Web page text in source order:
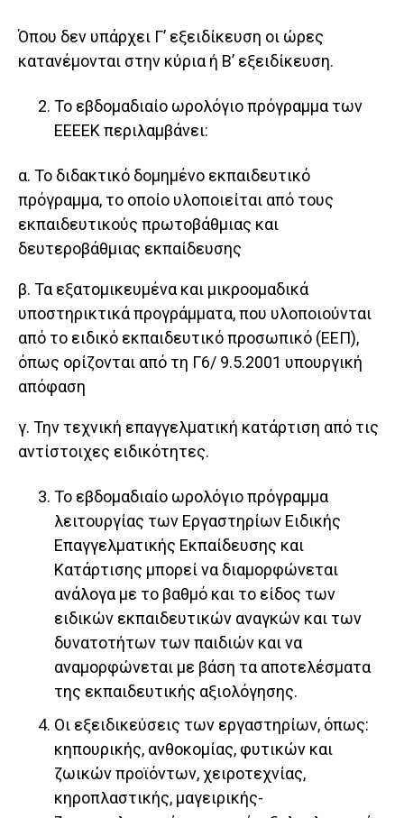
Όπου δεν υπάρχει Γ’ εξειδίκευση οι ώρες
κατανέμονται στην κύρια ή Β’ εξειδίκευση.
To εβδομαδιαίο ωρολόγιο πρόγραμμα των
ΕΕΕΕΚ περιλαμβάνει:
α. Το διδακτικό δομημένο εκπαιδευτικό
πρόγραμμα, το οποίο υλοποιείται από τους
εκπαιδευτικούς πρωτοβάθμιας και
δευτεροβάθμιας εκπαίδευσης
β. Τα εξατομικευμένα και μικροομαδικά
υποστηρικτικά προγράμματα, που υλοποιούνται
από το ειδικό εκπαιδευτικό προσωπικό (ΕΕΠ),
όπως ορίζονται από τη Γ6/ 9.5.2001 υπουργική
απόφαση
γ. Την τεχνική επαγγελματική κατάρτιση από τις
αντίστοιχες ειδικότητες.
Το εβδομαδιαίο ωρολόγιο πρόγραμμα
λειτουργίας των Εργαστηρίων Ειδικής
Επαγγελματικής Εκπαίδευσης και
Κατάρτισης μπορεί να διαμορφώνεται
ανάλογα με το βαθμό και το είδος των
ειδικών εκπαιδευτικών αναγκών και των
δυνατοτήτων των παιδιών και να
αναμορφώνεται με βάση τα αποτελέσματα
της εκπαιδευτικής αξιολόγησης.
Οι εξειδικεύσεις των εργαστηρίων, όπως:
κηπουρικής, ανθοκομίας, φυτικών και
ζωικών προϊόντων, χειροτεχνίας,
κηροπλαστικής, μαγειρικής-